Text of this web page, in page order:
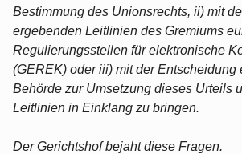
Bestimmung des Unionsrechts, ii) mit
ergebenden Leitlinien des Gremiums
Regulierungsstellen für elektronische
(GEREK) oder iii) mit der Entscheidung
Behörde zur Umsetzung dieses Urteils
Leitlinien in Einklang zu bringen.
Der Gerichtshof bejaht diese Fragen.